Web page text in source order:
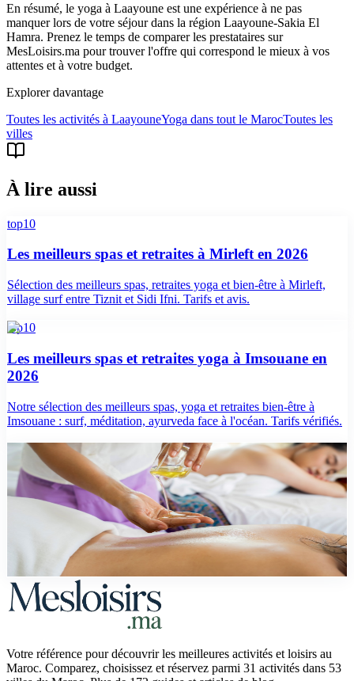
En résumé, le yoga à Laayoune est une expérience à ne pas
manquer lors de votre séjour dans la région Laayoune-Sakia El
Hamra. Prenez le temps de comparer les prestataires sur
MesLoisirs.ma pour trouver l'offre qui correspond le mieux à vos
attentes et à votre budget.
Explorer davantage
Toutes les activités à LaayouneYoga dans tout le MarocToutes les
villes
À lire aussi
top10
Les meilleurs spas et retraites à Mirleft en 2026
Sélection des meilleurs spas, retraites yoga et bien-être à Mirleft,
village surf entre Tiznit et Sidi Ifni. Tarifs et avis.
top10
Les meilleurs spas et retraites yoga à Imsouane en
2026
Notre sélection des meilleurs spas, yoga et retraites bien-être à
Imsouane : surf, méditation, ayurveda face à l'océan. Tarifs vérifiés.
guide
Les Meilleures Activites Bien-etre et Detente au
Maroc
Guide complet du bien-etre au Maroc : hammams traditionnels et
luxe, spas, retraites yoga, thalassotherapie, sources thermales. Prix
des 80 DH.
Votre référence pour découvrir les meilleures activités et loisirs au
Maroc. Comparez, choisissez et réservez parmi 31 activités dans 53